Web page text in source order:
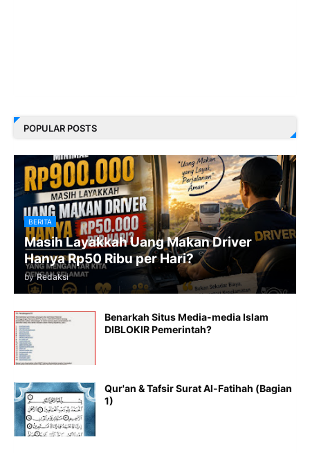
POPULAR POSTS
BERITA
Masih Layakkah Uang Makan Driver
Hanya Rp50 Ribu per Hari?
by Redaksi
Benarkah Situs Media-media Islam
DIBLOKIR Pemerintah?
Qur'an & Tafsir Surat Al-Fatihah (Bagian
1)